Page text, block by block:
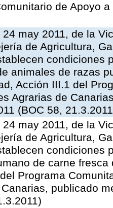
de Apoyo
may 2011, de la
de Agricultura,
condiciones
animales de razas
Acción III.1 del
Agrarias de
(BOC 58,
may 2011, de la
de Agricultura,
condiciones
de carne
Programa
publicado